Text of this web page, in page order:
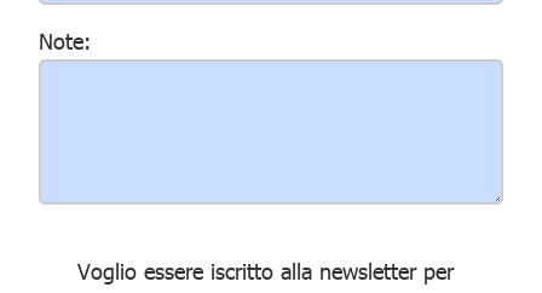
Note:
Voglio essere iscritto alla newsletter per